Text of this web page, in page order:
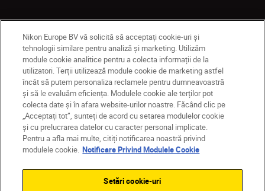
MD Nikon Sites
Contactaţi-ne
Politică de confidențialitate
Termeni de utilizare
Notificare privind modulele cookie
Setări cookie
© 2026 Nikon
Nikon Europe BV vă solicită să acceptați cookie-uri și
tehnologii similare pentru analiză și marketing. Utilizăm
module cookie analitice pentru a colecta informații de la
utilizatori. Terții utilizează module cookie de marketing astfel
încât să putem personaliza reclamele pentru dumneavoastră
și să le evaluăm eficiența. Modulele cookie ale terților pot
colecta date și în afara website-urilor noastre. Făcând clic pe
„Acceptați tot”, sunteți de acord cu setarea modulelor cookie
și cu prelucrarea datelor cu caracter personal implicate.
Pentru a afla mai multe, citiți notificarea noastră privind
modulele cookie. Notificare Privind Modulele Cookie
Setări cookie-uri